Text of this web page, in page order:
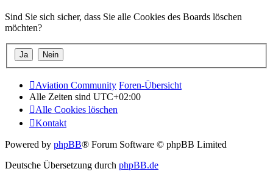
Sind Sie sich sicher, dass Sie alle Cookies des Boards löschen
möchten?
Aviation Community Foren-Übersicht
Alle Zeiten sind UTC+02:00
Alle Cookies löschen
Kontakt
Powered by phpBB® Forum Software © phpBB Limited
Deutsche Übersetzung durch phpBB.de